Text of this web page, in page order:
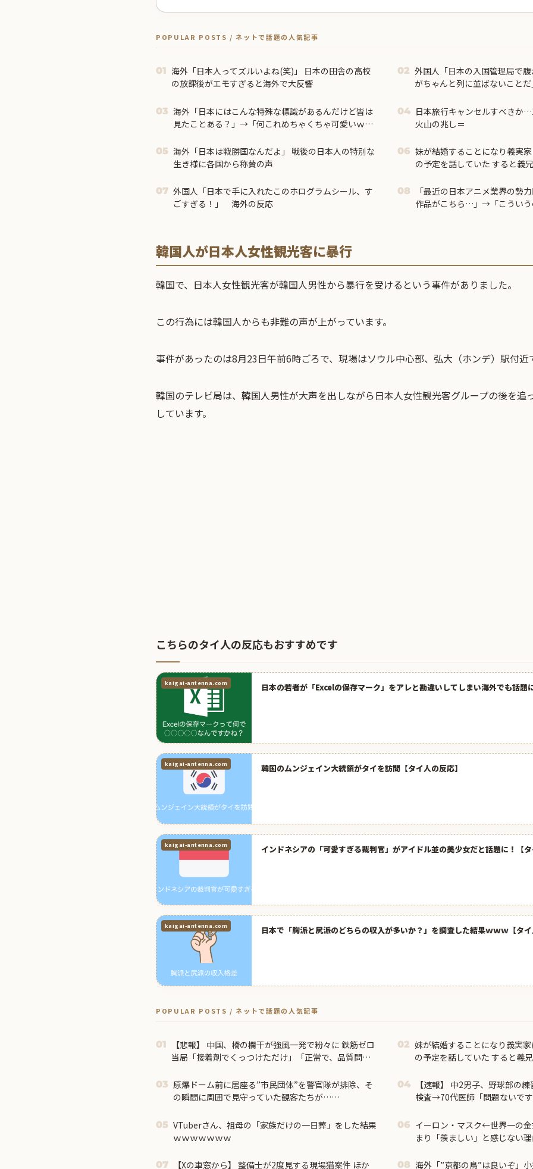
POPULAR POSTS / ネットで話題の人気記事
01 海外「日本人ってズルいよね(笑)」 日本の田舎の高校
の放課後がエモすぎると海外で大反響
02 外国人「日本の入国管理局で
がちゃんと列に並ばないことだ
03 海外「日本にはこんな特殊な標識があるんだけど皆は
見たことある？」→「何これめちゃくちゃ可愛いｗ
04 日本旅行キャンセルすべきか
火山の兆し＝
05 海外「日本は戦勝国なんだよ」 戦後の日本人の特別な
生き様に各国から称賛の声
06 妹が結婚することになり義実
の予定を話していた すると義
きて…
07 外国人「日本で手に入れたこのホログラムシール、す
ごすぎる！」 海外の反応
08
「最近の日本アニメ業界の勢
作品がこちら…」→「こうい
韓国人が日本人女性観光客に暴行
韓国で、日本人女性観光客が韓国人男性から暴行を受けるという事件がありました。
この行為には韓国人からも非難の声が上がっています。
事件があったのは8月23日午前6時ごろで、現場はソウル中心部、弘大（ホンデ）駅付近
韓国のテレビ局は、韓国人男性が大声を出しながら日本人女性観光客グループの後を追
しています。
こちらのタイ人の反応もおすすめです
kaigai-antenna.com 日本の若者が「Excelの保存マーク」をアレと勘違いしてしまい海外でも話題
kaigai-antenna.com 韓国のムンジェイン大統領がタイを訪問【タイ人の反応】
kaigai-antenna.com インドネシアの「可愛すぎる裁判官」がアイドル並の美少女だと話題に！【タ
kaigai-antenna.com 日本で「胸派と尻派のどちらの収入が多いか？」を調査した結果ｗｗｗ【タイ
POPULAR POSTS / ネットで話題の人気記事
01
【悲報】 中国、橋の欄干が強風一発で粉々に 鉄筋ゼロ
当局「接着剤でくっつけただけ」「正常で、品質問題
02 妹が結婚することになり義実
の予定を話していた すると義
きて…
03 原爆ドーム前に居座る”市民団体”を警官隊が排除、そ
の瞬間に周囲で見守っていた観客たちが……
04
【速報】 中2男子、野球部の
検査→70代医師「問題ないで
05 VTuberさん、祖母の「家族だけの一日葬」をした結果
ｗｗｗｗｗｗｗ
06 イーロン・マスク←世界一の
まり「羨ましい」と感じない
07 【Xの車窓から】 整備士が2度見する現場猫案件 ほか 08 海外「”京都の鳥”は良いぞ」